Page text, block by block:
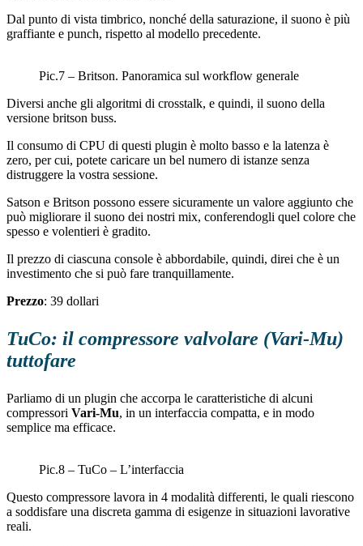
Dal punto di vista timbrico, nonché della saturazione, il suono è più
graffiante e punch, rispetto al modello precedente.
Pic.7 – Britson. Panoramica sul workflow generale
Diversi anche gli algoritmi di crosstalk, e quindi, il suono della
versione britson buss.
Il consumo di CPU di questi plugin è molto basso e la latenza è
zero, per cui, potete caricare un bel numero di istanze senza
distruggere la vostra sessione.
Satson e Britson possono essere sicuramente un valore aggiunto che
può migliorare il suono dei nostri mix, conferendogli quel colore che
spesso e volentieri è gradito.
Il prezzo di ciascuna console è abbordabile, quindi, direi che è un
investimento che si può fare tranquillamente.
Prezzo: 39 dollari
TuCo: il compressore valvolare (Vari-Mu)
tuttofare
Parliamo di un plugin che accorpa le caratteristiche di alcuni
compressori Vari-Mu, in un interfaccia compatta, e in modo
semplice ma efficace.
Pic.8 – TuCo – L’interfaccia
Questo compressore lavora in 4 modalità differenti, le quali riescono
a soddisfare una discreta gamma di esigenze in situazioni lavorative
reali.